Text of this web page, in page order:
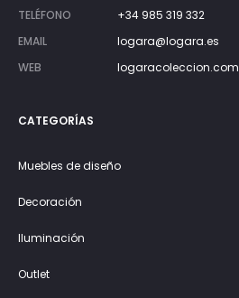
TELÉFONO
+34 985 319 332
EMAIL
logara@logara.es
WEB
logaracoleccion.com
CATEGORÍAS
Muebles de diseño
Decoración
Iluminación
Outlet